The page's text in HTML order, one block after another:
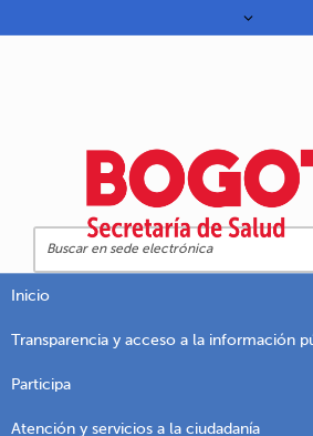
Inicio
Transparencia y acceso a la información
Participa
Atención y servicios a la ciudadanía